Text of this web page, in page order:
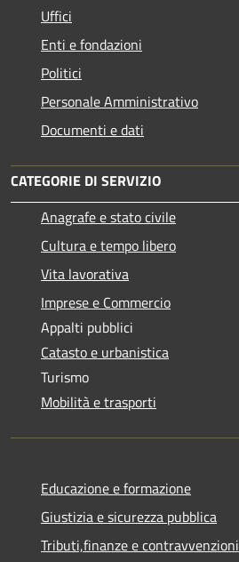
Uffici
Enti e fondazioni
Politici
Personale Amministrativo
Documenti e dati
CATEGORIE DI SERVIZIO
Anagrafe e stato civile
Cultura e tempo libero
Vita lavorativa
Imprese e Commercio
Appalti pubblici
Catasto e urbanistica
Turismo
Mobilità e trasporti
Educazione e formazione
Giustizia e sicurezza pubblica
Tributi,finanze e contravvenzioni